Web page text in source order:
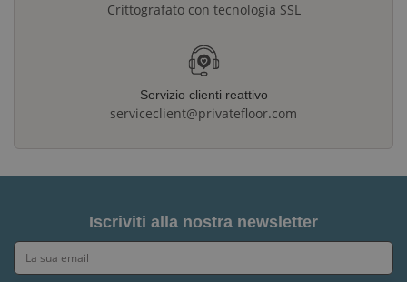
Crittografato con tecnologia SSL
Servizio clienti reattivo
serviceclient@privatefloor.com
Iscriviti alla nostra newsletter